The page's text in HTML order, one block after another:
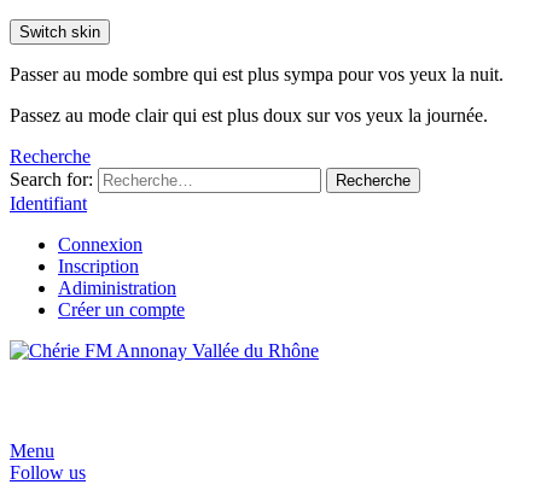
Switch skin
Passer au mode sombre qui est plus sympa pour vos yeux la nuit.
Passez au mode clair qui est plus doux sur vos yeux la journée.
Recherche
Search for:
Recherche
Identifiant
Connexion
Inscription
Adiministration
Créer un compte
Menu
Follow us